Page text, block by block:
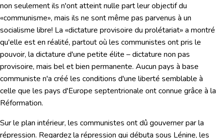
non seulement ils n'ont atteint nulle part leur objectif du
«communisme», mais ils ne sont même pas parvenus à un
socialisme libre! La «dictature provisoire du prolétariat» a montré
qu'elle est en réalité, partout où les communistes ont pris le
pouvoir, la dictature d'une petite élite – dictature non pas
provisoire, mais bel et bien permanente. Aucun pays à base
communiste n'a créé les conditions d'une liberté semblable à
celle que les pays d'Europe septentrionale ont connue grâce à la
Réformation.
Sur le plan intérieur, les communistes ont dû gouverner par la
répression. Regardez la répression qui débuta sous Lénine, les